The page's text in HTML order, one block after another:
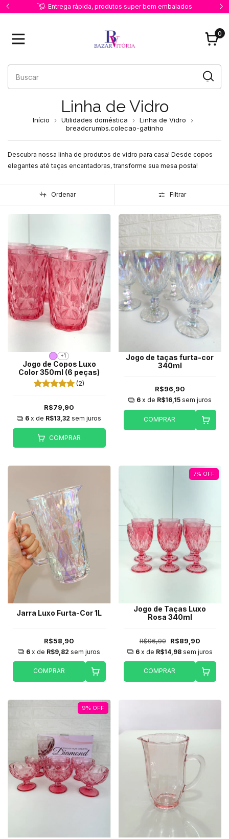
Primeira compra ? Use o cupom PRIMEIRACOMPRA
0
Linha de Vidro
Início Utilidades doméstica
Linha de Vidro
breadcrumbs.colecao-gatinho
Descubra nossa linha de produtos de vidro para casa! Desde copos
elegantes até taças encantadoras, transforme sua mesa posta!
Ordenar Filtrar
+1
Jogo de Copos Luxo
Color 350ml (6 peças)
(2)
R$79,90
6 x de R$13,32 sem juros
COMPRAR
Jogo de taças furta-cor
340ml
R$96,90
6 x de R$16,15 sem juros
COMPRAR
Jarra Luxo Furta-Cor 1L
R$58,90
6 x de R$9,82 sem juros
COMPRAR
7% OFF
Jogo de Taças Luxo
Rosa 340ml
R$96,90 R$89,90
6 x de R$14,98 sem juros
COMPRAR
9% OFF